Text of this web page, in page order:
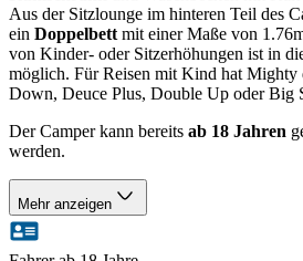
Aus der Sitzlounge im hinteren Teil des
ein Doppelbett mit einer Maße von
von Kinder- oder Sitzerhöhungen ist in
möglich. Für Reisen mit Kind hat
Down, Deuce Plus, Double Up oder Big
Der Camper kann bereits ab 18 Jahren
werden.
Mehr anzeigen